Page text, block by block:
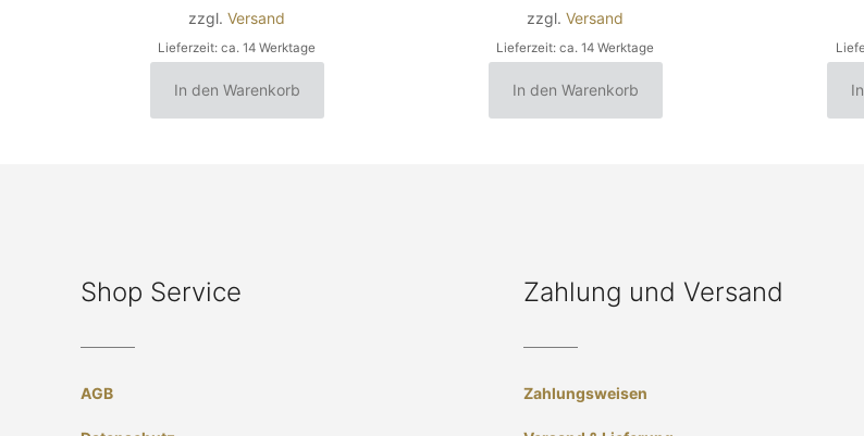
zzgl.Versand
Lieferzeit: ca. 14 Werktage
In den Warenkorb
zzgl.Versand
Lieferzeit: ca. 14 Werktage
In den Warenkorb
Shop Service
AGB
Zahlung und Versand
Zahlungsweisen